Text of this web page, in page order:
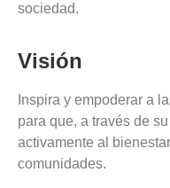
sociedad.
Visión
Inspira y empoderar a
para que, a través de
activamente al
comunidades.